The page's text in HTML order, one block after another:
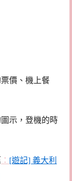
價、機上餐
示，登機的時
： [遊記] 義大利